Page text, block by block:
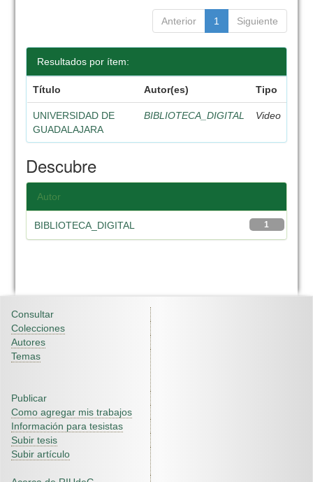
Anterior 1 Siguiente
Resultados por ítem:
Título Autor(es) Tipo
UNIVERSIDAD DE
GUADALAJARA
BIBLIOTECA_DIGITAL Video
Descubre
Autor
1
BIBLIOTECA_DIGITAL
Consultar
Colecciones
Autores
Temas
Publicar
Como agregar mis trabajos
Información para tesistas
Subir tesis
Subir artículo